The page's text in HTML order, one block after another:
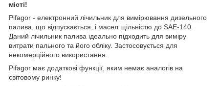
місті!
Pifagor - електронний лічильник для вимірювання дизельного
палива, що відпускається, і масел щільністю до SAE-140.
Даний лічильник палива ідеально підходить для виміру
витрати пального та його обліку. Застосовується для
некомерційного використання.
Pifagor має додаткові функції, яким немає аналогів на
світовому ринку!